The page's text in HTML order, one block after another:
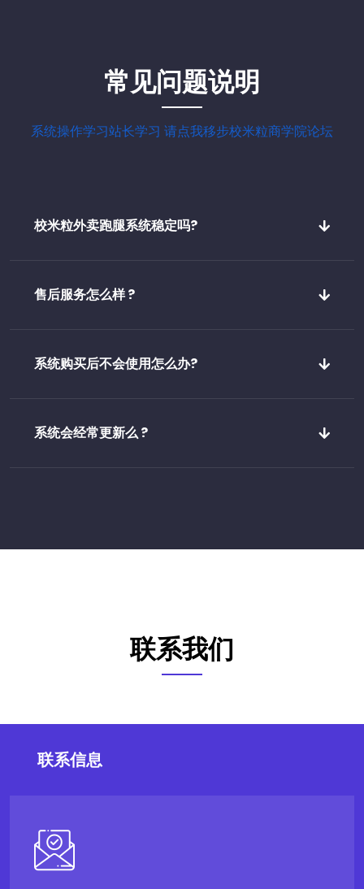
常见问题说明
系统操作学习站长学习 请点我移步校米粒商学院论坛
校米粒外卖跑腿系统稳定吗?
售后服务怎么样 ?
系统购买后不会使用怎么办?
系统会经常更新么 ?
联系我们
联系信息